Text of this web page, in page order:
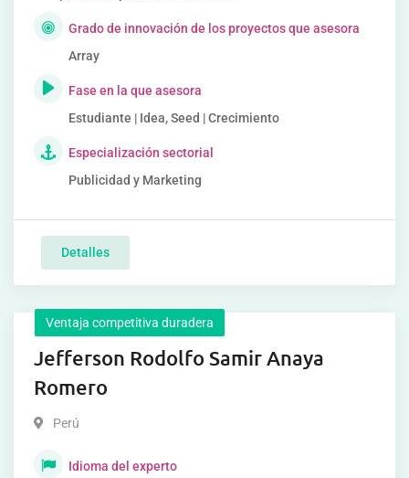
Grado de innovación de los proyectos que asesora
Array
Fase en la que asesora
Estudiante | Idea, Seed | Crecimiento
Especialización sectorial
Publicidad y Marketing
Detalles
Ventaja competitiva duradera
Jefferson Rodolfo Samir Anaya
Romero
Perú
Idioma del experto